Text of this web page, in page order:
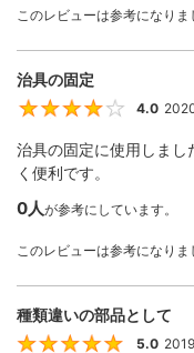
このレビューは参考になりま
治具の固定
4.0
治具の固定に使用しまし
く便利です。
0人が参考にしています。
このレビューは参考になりま
種類違いの部品として
5.0